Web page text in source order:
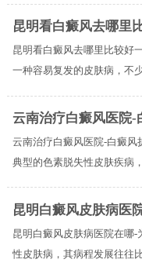
昆明看白癜风去哪里
昆明看白癜风去哪里比较好
一种容易复发的皮肤病，不
云南治疗白癜风医院-
云南治疗白癜风医院-白癜
典型的色素脱失性皮肤疾病，
昆明白癜风皮肤病医
昆明白癜风皮肤病医院在哪
性皮肤病，其病程发展往往比